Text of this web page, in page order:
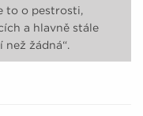
to o pestrosti,
a hlavně stále
než žádná“.